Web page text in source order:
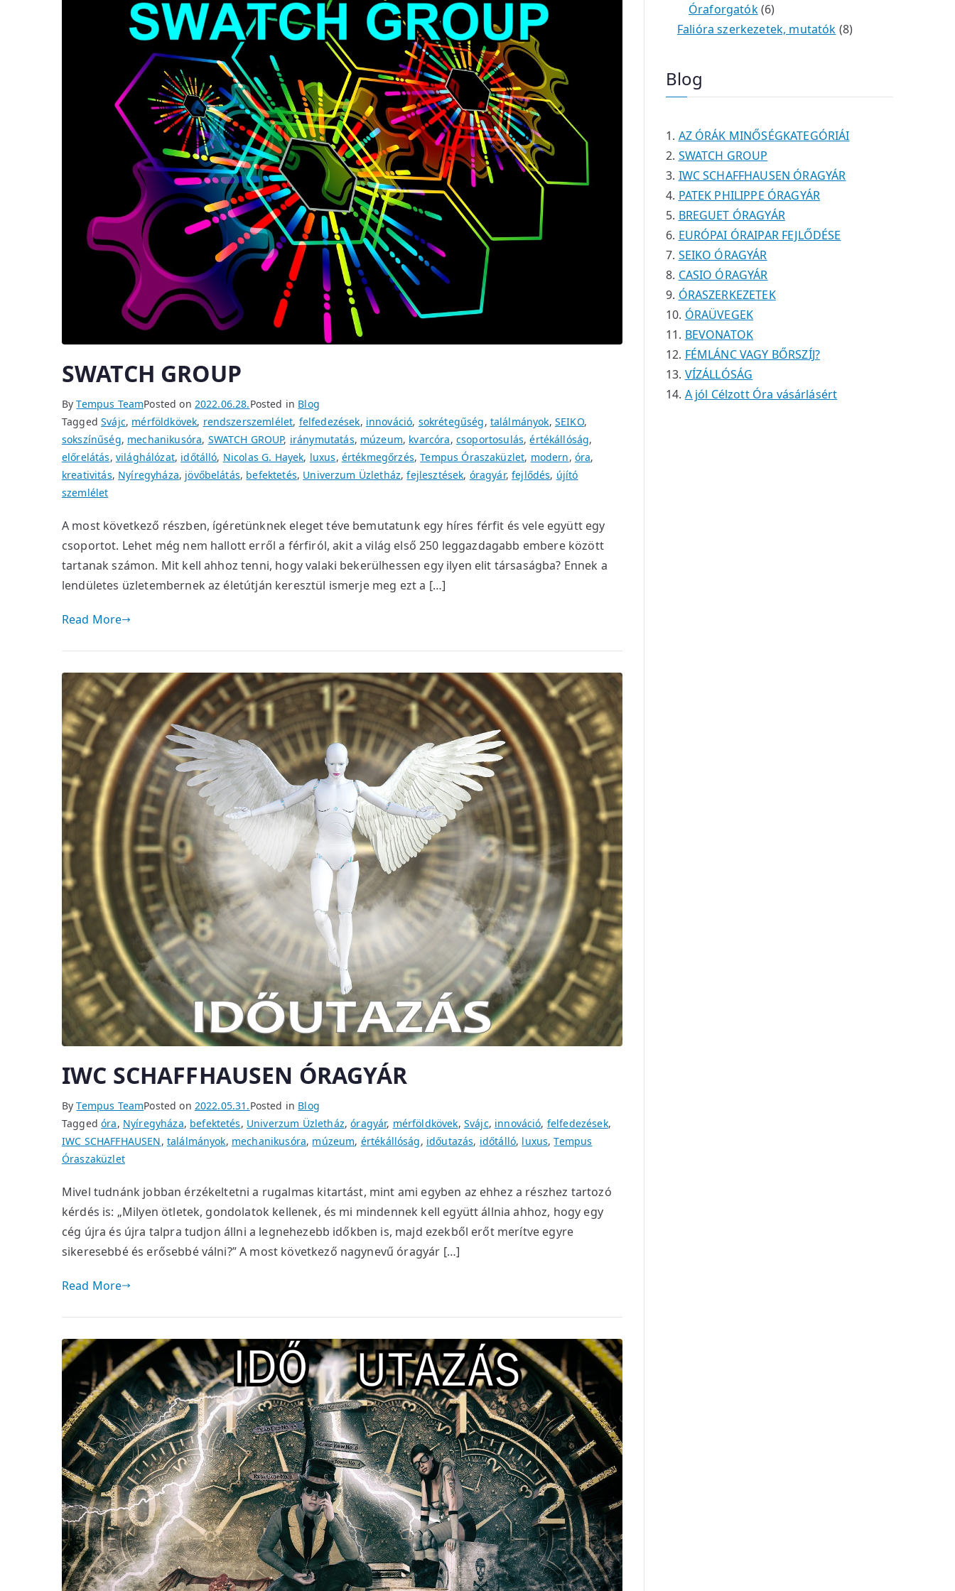
SWATCH GROUP
ByTempus TeamPosted on 2022.06.28.Posted in Blog
TaggedSvájc, mérföldkövek, rendszerszemlélet, felfedezések, innováció, sokrétegűség, találmányok, SEIKO,
sokszínűség, mechanikusóra, SWATCH GROUP, iránymutatás, múzeum, kvarcóra, csoportosulás,értékállóság,
előrelátás, világhálózat, időtálló, Nicolas G. Hayek, luxus, értékmegőrzés,Tempus Óraszaküzlet, modern, óra,
kreativitás, Nyíregyháza, jövőbelátás, befektetés, Univerzum Üzletház,fejlesztések, óragyár,fejlődés, újító
szemlélet
A most következő részben, ígéretünknek eleget téve bemutatunk egy híres férfit és vele együtt egy
csoportot. Lehet még nem hallott erről a férfiról, akit a világ első 250 leggazdagabb embere között
tartanak számon. Mit kell ahhoz tenni, hogy valaki bekerülhessen egy ilyen elit társaságba? Ennek a
lendületes üzletembernek az életútján keresztül ismerje meg ezt a […]
Read More
IWC SCHAFFHAUSEN ÓRAGYÁR
ByTempus TeamPosted on 2022.05.31.Posted in Blog
Taggedóra, Nyíregyháza, befektetés, Univerzum Üzletház,óragyár, mérföldkövek, Svájc, innováció, felfedezések,
IWC SCHAFFHAUSEN, találmányok, mechanikusóra, múzeum, értékállóság, időutazás, időtálló, luxus,Tempus
Óraszaküzlet
Mivel tudnánk jobban érzékeltetni a rugalmas kitartást, mint ami egyben az ehhez a részhez tartozó
kérdés is: „Milyen ötletek, gondolatok kellenek, és mi mindennek kell együtt állnia ahhoz, hogy egy
cég újra és újra talpra tudjon állni a legnehezebb időkben is, majd ezekből erőt merítve egyre
sikeresebbé és erősebbé válni?” A most következő nagynevű óragyár […]
Read More
é
k
é
é
m
t
e
t
e
t
k
Óraforgatók 66
t
k
Falióra szerkezetek, mutatók 88
é
Blog
AZ ÓRÁK MINŐSÉGKATEGÓRIÁI
SWATCH GROUP
IWC SCHAFFHAUSEN ÓRAGYÁR
PATEK PHILIPPE ÓRAGYÁR
BREGUET ÓRAGYÁR
EURÓPAI ÓRAIPAR FEJLŐDÉSE
SEIKO ÓRAGYÁR
CASIO ÓRAGYÁR
ÓRASZERKEZETEK
ÓRAÜVEGEK
BEVONATOK
FÉMLÁNC VAGY BŐRSZÍJ?
VÍZÁLLÓSÁG
A jól Célzott Óra vásárlásért